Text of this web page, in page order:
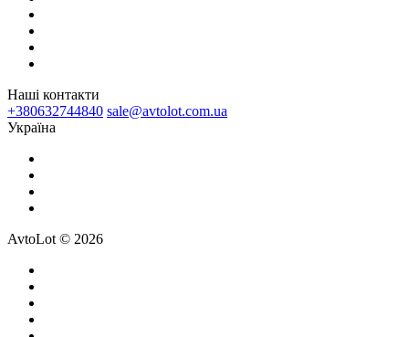
Наші контакти
+380632744840 sale@avtolot.com.ua
Українa
AvtoLot © 2026